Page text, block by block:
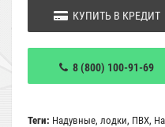
КУПИТЬ В КРЕДИТ
8 (800) 100-91-69
Теги: Надувные, лодки, ПВХ,